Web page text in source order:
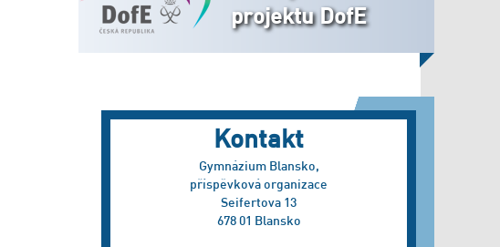
projektu DofE
Kontakt
Gymnázium Blansko,
příspěvková organizace
Seifertova 13
678 01 Blansko